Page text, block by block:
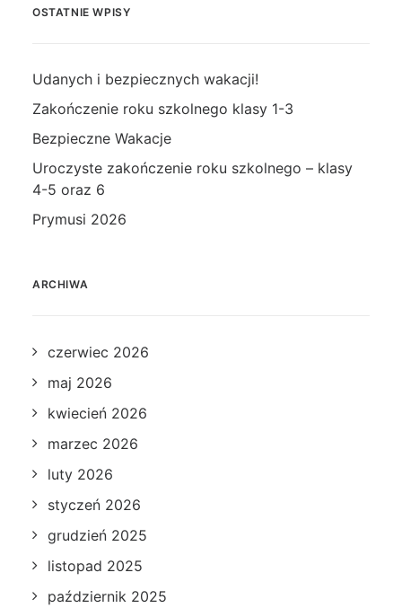
OSTATNIE WPISY
Udanych i bezpiecznych wakacji!
Zakończenie roku szkolnego klasy 1-3
Bezpieczne Wakacje
Uroczyste zakończenie roku szkolnego – klasy
4-5 oraz 6
Prymusi 2026
ARCHIWA
czerwiec 2026
maj 2026
kwiecień 2026
marzec 2026
luty 2026
styczeń 2026
grudzień 2025
listopad 2025
październik 2025